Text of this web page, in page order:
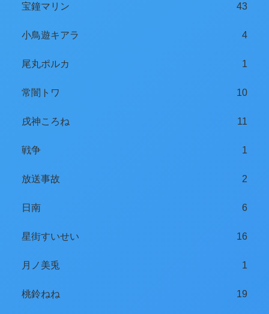
宝鐘マリン 43
小鳥遊キアラ 4
尾丸ポルカ 1
常闇トワ 10
戌神ころね 11
戦争 1
放送事故 2
日南 6
星街すいせい 16
月ノ美兎 1
桃鈴ねね 19